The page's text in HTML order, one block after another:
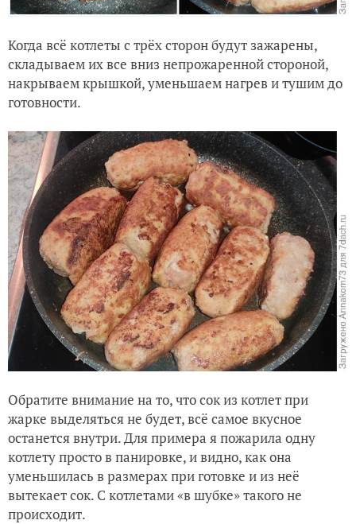
Когда всё котлеты с трёх сторон будут зажарены,
складываем их все вниз непрожаренной стороной,
накрываем крышкой, уменьшаем нагрев и тушим до
готовности.
Обратите внимание на то, что сок из котлет при
жарке выделяться не будет, всё самое вкусное
останется внутри. Для примера я пожарила одну
котлету просто в панировке, и видно, как она
уменьшилась в размерах при готовке и из неё
вытекает сок. С котлетами «в шубке» такого не
происходит.